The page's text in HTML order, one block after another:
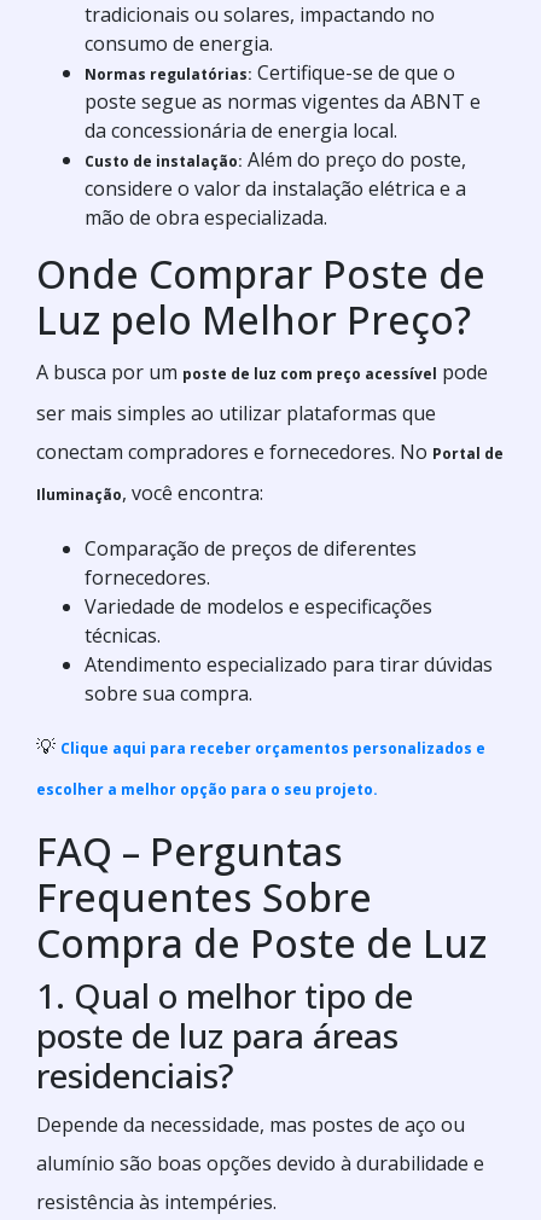
tradicionais ou solares, impactando no
consumo de energia.
Normas regulatórias: Certifique-se de que o
poste segue as normas vigentes da ABNT e
da concessionária de energia local.
Custo de instalação: Além do preço do poste,
considere o valor da instalação elétrica e a
mão de obra especializada.
Onde Comprar Poste de
Luz pelo Melhor Preço?
A busca por um poste de luz com preço acessível pode
ser mais simples ao utilizar plataformas que
conectam compradores e fornecedores. No Portal de
Iluminação, você encontra:
Comparação de preços de diferentes
fornecedores.
Variedade de modelos e especificações
técnicas.
Atendimento especializado para tirar dúvidas
sobre sua compra.
💡 Clique aqui para receber orçamentos personalizados e
escolher a melhor opção para o seu projeto.
FAQ – Perguntas
Frequentes Sobre
Compra de Poste de Luz
1. Qual o melhor tipo de
poste de luz para áreas
residenciais?
Depende da necessidade, mas postes de aço ou
alumínio são boas opções devido à durabilidade e
resistência às intempéries.